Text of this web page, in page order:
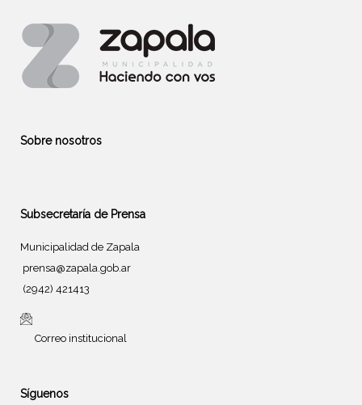
Sobre nosotros
Subsecretaría de Prensa
Municipalidad de Zapala
prensa@zapala.gob.ar
(2942) 421413
Correo institucional
Síguenos